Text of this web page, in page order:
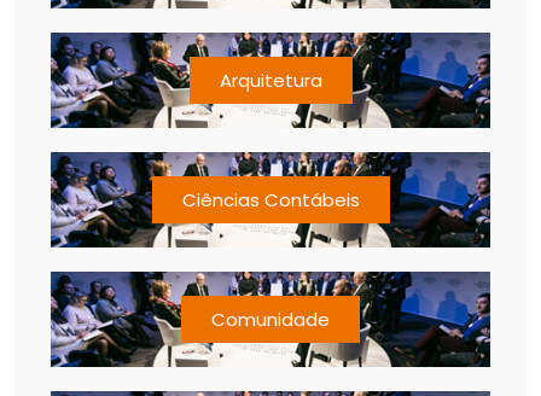
Arquitetura
Ciências Contábeis
Comunidade